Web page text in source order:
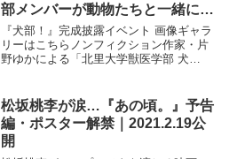
部メンバーが動物たちと一緒に登
場
『犬部！』完成披露イベント 画像ギャラ
リーはこちらノンフィクション作家・片
野ゆかによる「北里大学獣医学部 犬
が7月3日、TOHO シネマズ 六本木ヒルズ
で行われた。...
松坂桃李が涙…『あの頃。』予告
編・ポスター解禁｜2021.2.19公
開